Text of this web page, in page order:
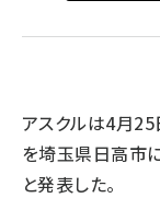
アスクルは4月25
を埼玉県日高市
と発表した。